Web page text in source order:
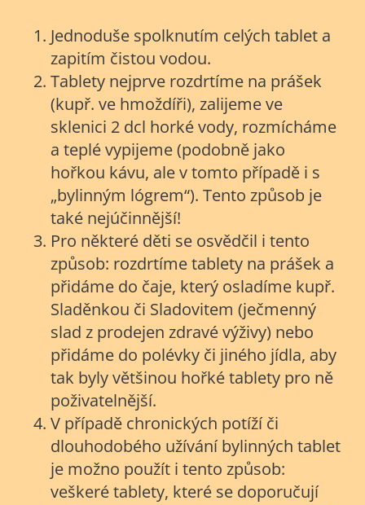
Jednoduše spolknutím celých tablet a
zapitím čistou vodou.
Tablety nejprve rozdrtíme na prášek
(kupř. ve hmoždíři), zalijeme ve
sklenici 2 dcl horké vody, rozmícháme
a teplé vypijeme (podobně jako
hořkou kávu, ale v tomto případě i s
„bylinným lógrem“). Tento způsob je
také nejúčinnější!
Pro některé děti se osvědčil i tento
způsob: rozdrtíme tablety na prášek a
přidáme do čaje, který osladíme kupř.
Sladěnkou či Sladovitem (ječmenný
slad z prodejen zdravé výživy) nebo
přidáme do polévky či jiného jídla, aby
tak byly většinou hořké tablety pro ně
poživatelnější.
V případě chronických potíží či
dlouhodobého užívání bylinných tablet
je možno použít i tento způsob:
veškeré tablety, které se doporučují